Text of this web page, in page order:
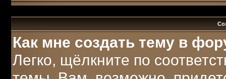
Как мне создать тему в
Легко, щёлкните по